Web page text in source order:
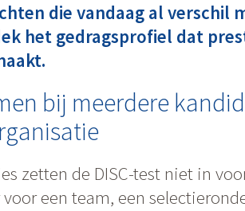
die vandaag al verschil
het gedragsprofiel dat
bij meerdere
zetten de DISC-test niet in
een team, een